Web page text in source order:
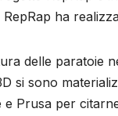
ha
delle paratoie
si sono
e Prusa per